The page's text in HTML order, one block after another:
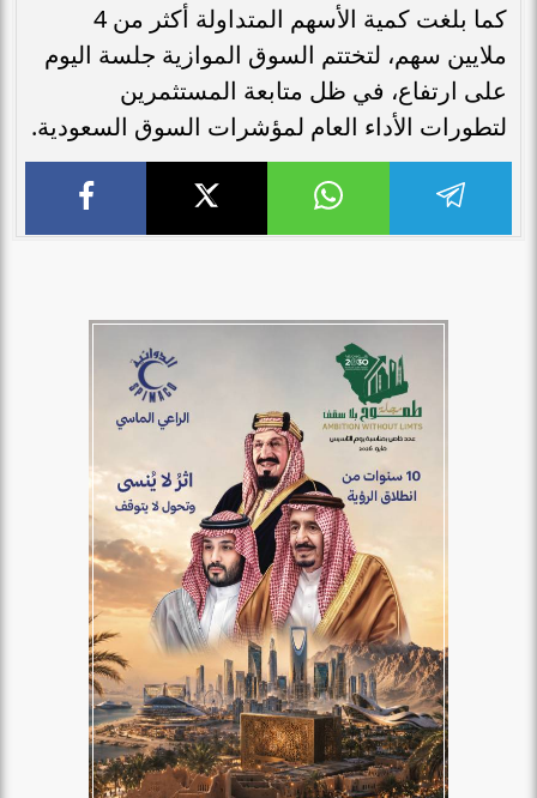
كما بلغت كمية الأسهم المتداولة أكثر من 4
ملايين سهم، لتختتم السوق الموازية جلسة اليوم
على ارتفاع، في ظل متابعة المستثمرين
لتطورات الأداء العام لمؤشرات السوق السعودية.